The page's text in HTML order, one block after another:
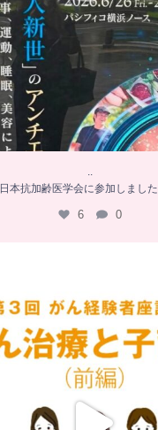
..
日本抗加齢医学会に参加しました
6 0